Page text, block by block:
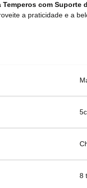
Temperos com Suporte
a praticidade e a
8